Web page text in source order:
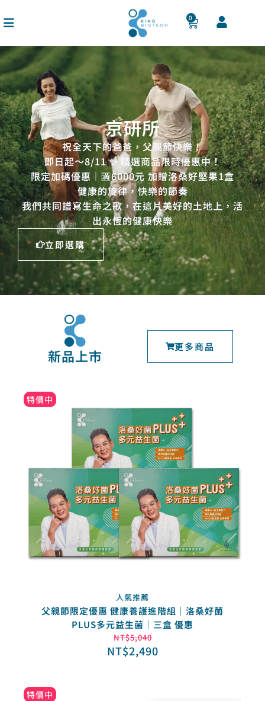
至
要
內
容
0
購
物
籃
京研所
祝全天下的爸爸，父親節快樂！
即日起～8/11 ✨ 精選商品限時優惠中！
限定加碼優惠｜🈵6000元 加贈洛桑好堅果1盒
健康的旋律，快樂的節奏
我們共同譜寫生命之歌，在這片美好的土地上，活
出永恆的健康快樂
立即選購
新品上市 更多商品
特價中
人氣推薦
父親節限定優惠 健康養護進階組｜洛桑好菌
PLUS多元益生菌｜三盒 優惠
NT$5,040
NT$2,490
特價中